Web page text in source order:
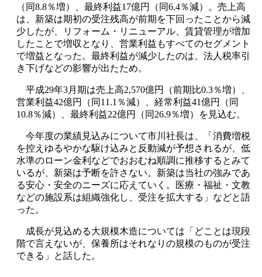
（同8.8％増）、最終利益17億円（同6.4％減）。売上高
は、新築は期初の受注残高が前期を下回ったことから減
少したが、リフォーム・リニューアル、賃貸管理が増加
したことで増収となり、営業利益もすべてのセグメント
で増益となった。最終利益が減少したのは、法人税率引
き下げなどの影響が出たため。
平成29年3月期は売上高2,570億円（前期比0.3％増）、
営業利益42億円（同11.1％減）、経常利益41億円（同
10.8％減）、最終利益22億円（同26.9％増）を見込む。
今年度の業績見込みについて市川社長は、「消費増税
を控えゆるやかな駆け込みと反動減が予想されるが、低
水準のローン金利などでおおむね順調に推移するとみて
いるが、新築は予断を許さない。新築は当社の強みであ
る安心・安全のニーズに応えていく。医療・福祉・文教
などの施設系は組織強化し、受注を拡大する」などと語
った。
成長が見込める大規模木造については「どことは現段
階で言えないが、保養所はそれなりの規模のものが受注
できる」と話した。